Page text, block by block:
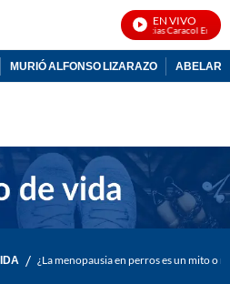
EN VIVO
Noticias Caracol En Vivo
MURIÓ ALFONSO LIZARAZO
/ ¿La menopausia en perros es un mito o